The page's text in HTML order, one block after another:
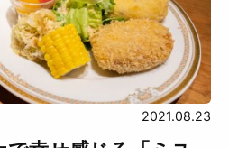
くらし
お知らせ
2021.08.23